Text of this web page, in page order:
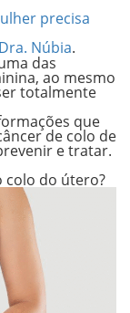
precisa
Dra. Núbia.
das
ao mesmo
totalmente
que
de colo de
e tratar.
colo do útero?